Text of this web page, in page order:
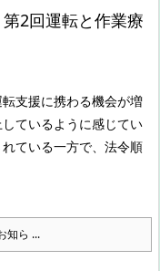
2回運転と作業療
支援に携わる機会が増
しているように感じてい
ている一方で、法令順
知ら ...